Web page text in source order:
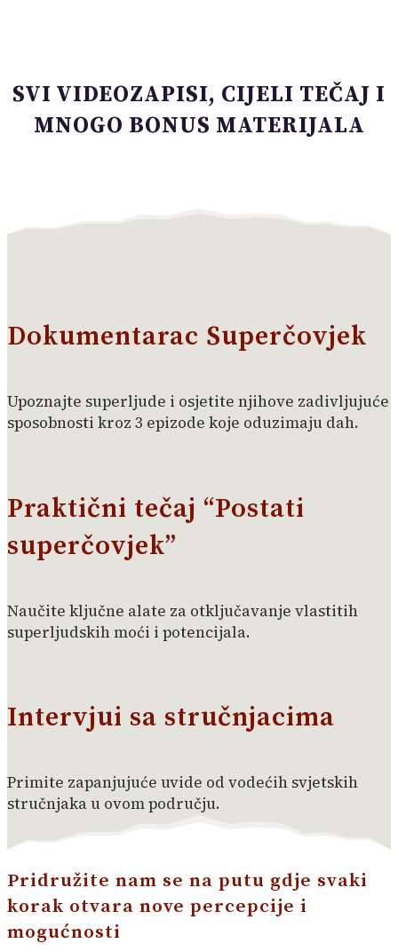
SVI VIDEOZAPISI, CIJELI TEČAJ I
MNOGO BONUS MATERIJALA
Dokumentarac Superčovjek
Upoznajte superljude i osjetite njihove zadivljujuće
sposobnosti kroz 3 epizode koje oduzimaju dah.
Praktični tečaj “Postati
superčovjek”
Naučite ključne alate za otključavanje vlastitih
superljudskih moći i potencijala.
Intervjui sa stručnjacima
Primite zapanjujuće uvide od vodećih svjetskih
stručnjaka u ovom području.
Pridružite nam se na putu gdje svaki
korak otvara nove percepcije i
mogućnosti